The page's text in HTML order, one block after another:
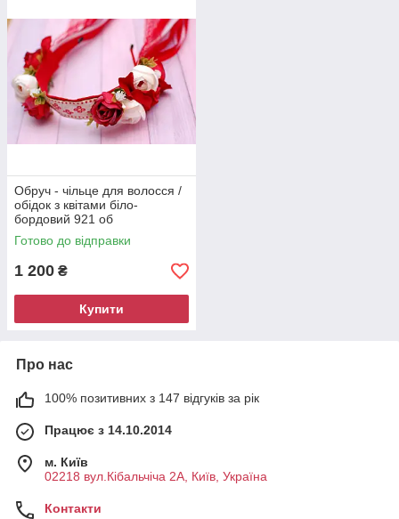
Обруч - чільце для волосся /
обідок з квітами біло-
бордовий 921 об
Готово до відправки
1 200 ₴
Купити
Про нас
100% позитивних з 147 відгуків за рік
Працює з 14.10.2014
м. Київ
02218 вул.Кібальчіча 2А, Київ, Україна
Контакти